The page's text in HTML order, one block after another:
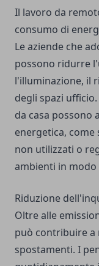
Il lavoro da
consumo di
Le aziende che
possono ridurre
l'illuminazione, il
degli spazi
da casa possono
energetica,
non utilizzati o
ambienti in
Riduzione
Oltre alle
può contribuire
spostamenti. I